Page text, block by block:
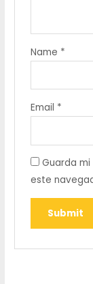
Name *
Email *
Guarda
este